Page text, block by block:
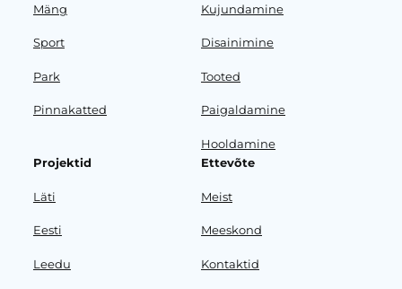
Mäng
Sport
Park
Pinnakatted
Kujundamine
Disainimine
Tooted
Paigaldamine
Hooldamine
Projektid
Läti
Eesti
Leedu
Ettevõte
Meist
Meeskond
Kontaktid